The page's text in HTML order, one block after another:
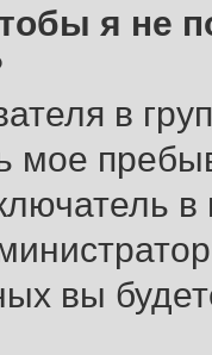
я не
в
мое
вы